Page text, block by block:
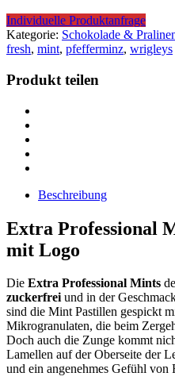
Individuelle Produktanfrage
Kategorie: Schokolade &
fresh, mint, pfefferminz, wrigleys
Produkt teilen
Beschreibung
Extra Professional
mit Logo
Die Extra Professional Mints
zuckerfreiund in der
sind die Mint Pastillen gespickt
Mikrogranulaten, die beim
Doch auch die Zunge kommt
Lamellen auf der Oberseite der
und ein angenehmes Gefühl von